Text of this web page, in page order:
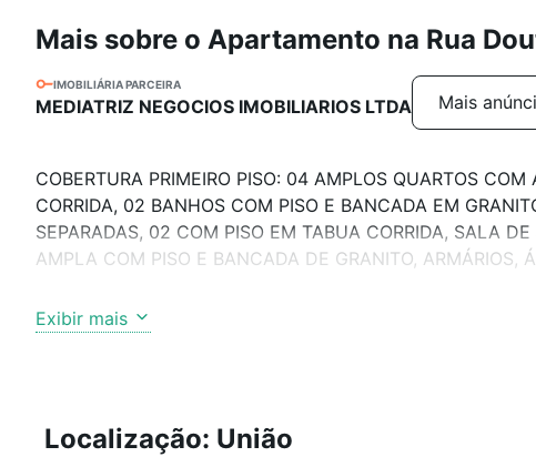
Mais sobre o Apartamento na Rua
IMOBILIÁRIA PARCEIRA
MEDIATRIZ NEGOCIOS IMOBILIARIOS LTDA Mais
COBERTURA PRIMEIRO PISO: 04 AMPLOS QUARTOS
CORRIDA, 02 BANHOS COM PISO E BANCADA EM
SEPARADAS, 02 COM PISO EM TABUA CORRIDA, SALA
AMPLA COM PISO E BANCADA DE GRANITO, ARMÁRIOS,
SEGUNDO PISO: ESCADA DE ACESSO EM ESPIRAL,
Exibir mais
Localização: União